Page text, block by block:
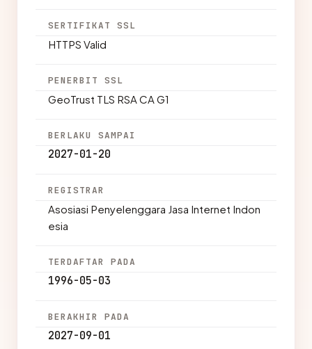
SERTIFIKAT SSL
HTTPS Valid
PENERBIT SSL
GeoTrust TLS RSA CA G1
BERLAKU SAMPAI
2027-01-20
REGISTRAR
Asosiasi Penyelenggara Jasa Internet Indon
esia
TERDAFTAR PADA
1996-05-03
BERAKHIR PADA
2027-09-01